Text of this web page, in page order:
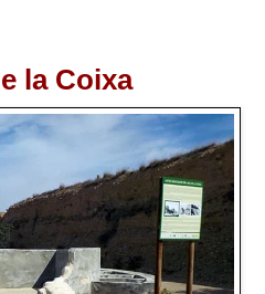
la Coixa